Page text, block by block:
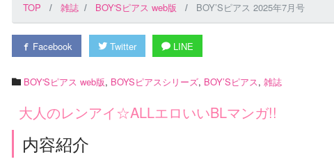
TOP 雑誌 BOY'Sピアス web版 BOY’Sピアス 2025年7月号
Facebook Twitter LINE
BOY'Sピアス web版, BOYSピアスシリーズ, BOY’Sピアス, 雑誌
大人のレンアイ☆ALLエロいいBLマンガ!!
内容紹介